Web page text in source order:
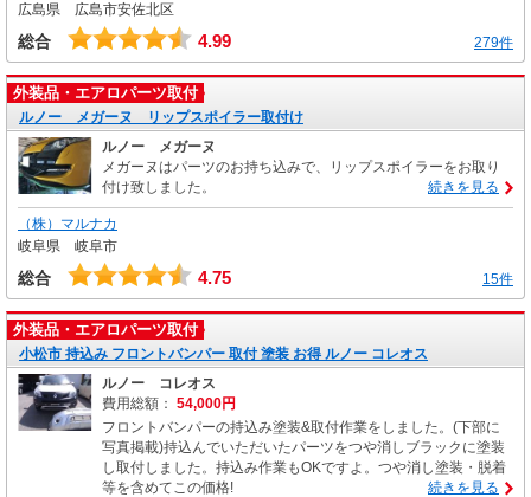
広島県 広島市安佐北区
総合 4.99 279件
外装品・エアロパーツ取付
ルノー メガーヌ リップスポイラー取付け
ルノー メガーヌ
メガーヌはパーツのお持ち込みで、リップスポイラーをお取り
付け致しました。
続きを見る
（株）マルナカ
岐阜県 岐阜市
総合 4.75 15件
外装品・エアロパーツ取付
小松市 持込み フロントバンパー 取付 塗装 お得 ルノー コレオス
ルノー コレオス
費用総額： 54,000円
フロントバンパーの持込み塗装&取付作業をしました。(下部に
写真掲載)持込んでいただいたパーツをつや消しブラックに塗装
し取付しました。持込み作業もOKですよ。つや消し塗装・脱着
等を含めてこの価格!
続きを見る